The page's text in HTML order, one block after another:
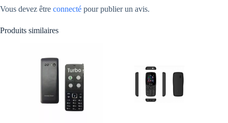
Vous devez être connecté pour publier un avis.
Produits similaires